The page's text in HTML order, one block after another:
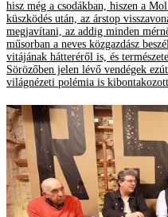
hisz még a csodákban, hiszen a
küszködés után, az árstop
megjavítani, az addig minden
műsorban a neves közgazdász
vitájának hátteréről is, és
Sörözőben jelen lévő vendégek
világnézeti polémia is